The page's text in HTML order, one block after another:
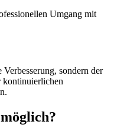
Umgang mit
sondern der
kontinuierlichen